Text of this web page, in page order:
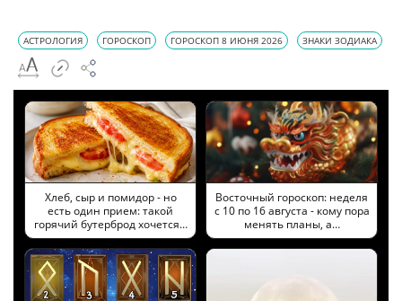
АСТРОЛОГИЯ ГОРОСКОП ГОРОСКОП 8 ИЮНЯ 2026 ЗНАКИ ЗОДИАКА
Хлеб, сыр и помидор - но
есть один прием: такой
горячий бутерброд хочется…
Восточный гороскоп: неделя
с 10 по 16 августа - кому пора
менять планы, а…